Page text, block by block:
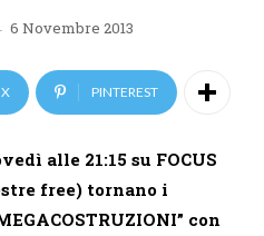
6 Novembre 2013
X PINTEREST
alle 21:15 su FOCUS
free) tornano i
con